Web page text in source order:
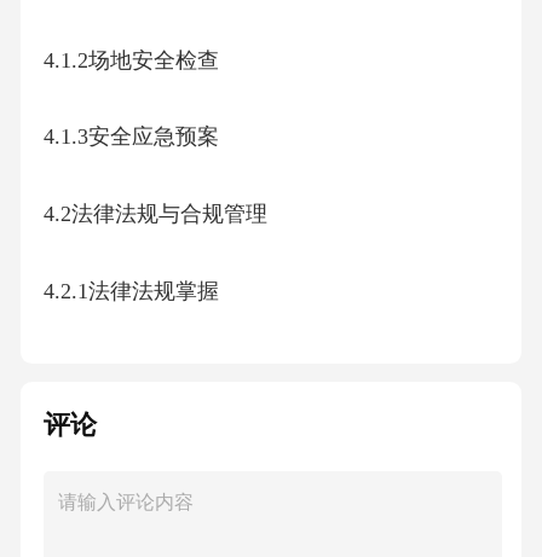
4.1.2场地安全检查
4.1.3安全应急预案
4.2法律法规与合规管理
4.2.1法律法规掌握
4.2.3政府部门合作
评论